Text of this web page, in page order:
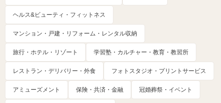
ヘルス&ビューティ・フィットネス
マンション・戸建・リフォーム・レンタル収納
旅行・ホテル・リゾート 学習塾・カルチャー・教育・教習所
レストラン・デリバリー・外食 フォトスタジオ・プリントサービス
アミューズメント 保険・共済・金融 冠婚葬祭・イベント